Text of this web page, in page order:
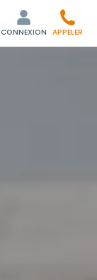
CONNEXION APPELER